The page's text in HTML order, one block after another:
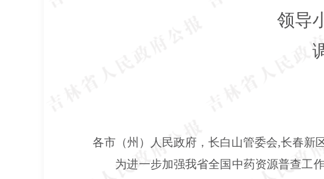
领导
各市（州）人民政府，长白山管委会,长春新
为进一步加强我省全国中药资源普查工